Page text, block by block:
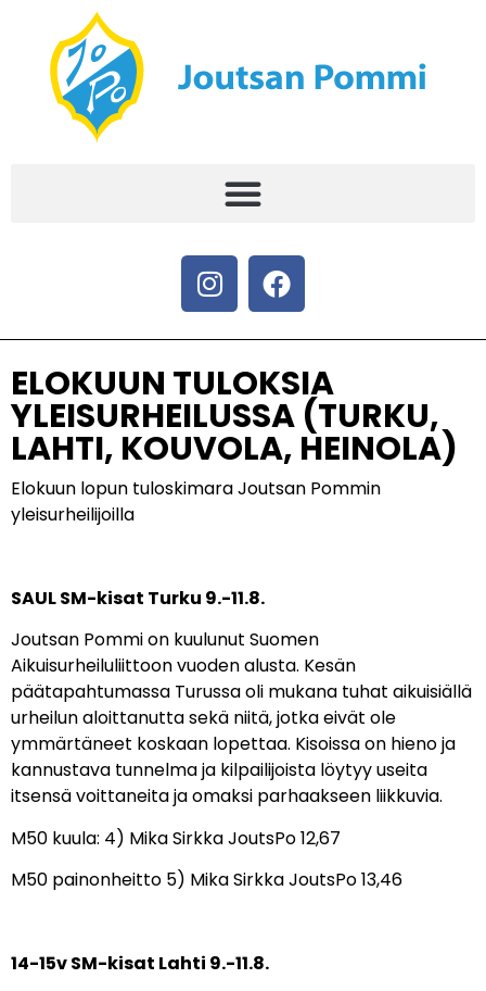
ELOKUUN TULOKSIA
YLEISURHEILUSSA (TURKU,
LAHTI, KOUVOLA, HEINOLA)
Elokuun lopun tuloskimara Joutsan Pommin
yleisurheilijoilla
SAUL SM-kisat Turku 9.-11.8.
Joutsan Pommi on kuulunut Suomen
Aikuisurheiluliittoon vuoden alusta. Kesän
päätapahtumassa Turussa oli mukana tuhat aikuisiällä
urheilun aloittanutta sekä niitä, jotka eivät ole
ymmärtäneet koskaan lopettaa. Kisoissa on hieno ja
kannustava tunnelma ja kilpailijoista löytyy useita
itsensä voittaneita ja omaksi parhaakseen liikkuvia.
M50 kuula: 4) Mika Sirkka JoutsPo 12,67
M50 painonheitto 5) Mika Sirkka JoutsPo 13,46
14-15v SM-kisat Lahti 9.-11.8.